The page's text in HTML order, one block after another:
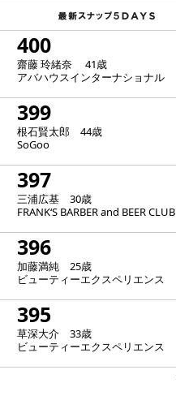
400
齋藤 玲緒奈 41歳
アバハウスインターナショナル
399
根石賢太郎 44歳
SoGoo
397
三浦広基 30歳
FRANK‘S BARBER and BEER CLUB
396
加藤満純 25歳
ビューティーエクスペリエンス
395
草深大介 33歳
ビューティーエクスペリエンス